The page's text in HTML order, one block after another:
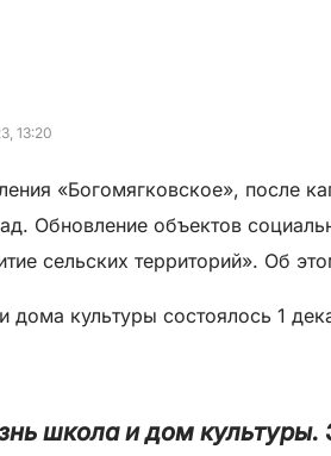
13:20
«Богомягковское», после
Обновление объектов
сельских территорий». Об
культуры состоялось 1
школа и дом